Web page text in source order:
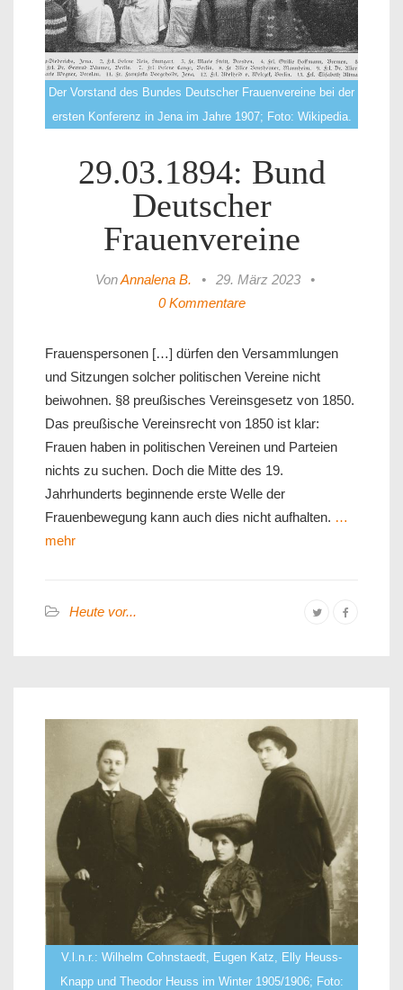
Der Vorstand des Bundes Deutscher Frauenvereine bei der
ersten Konferenz in Jena im Jahre 1907; Foto: Wikipedia.
29.03.1894: Bund
Deutscher
Frauenvereine
VonAnnalena B. • 29. März 2023
•
0 Kommentare
Frauenspersonen […] dürfen den Versammlungen
und Sitzungen solcher politischen Vereine nicht
beiwohnen. §8 preußisches Vereinsgesetz von 1850.
Das preußische Vereinsrecht von 1850 ist klar:
Frauen haben in politischen Vereinen und Parteien
nichts zu suchen. Doch die Mitte des 19.
Jahrhunderts beginnende erste Welle der
Frauenbewegung kann auch dies nicht aufhalten. …
mehr
Heute vor...
V.l.n.r.: Wilhelm Cohnstaedt, Eugen Katz, Elly Heuss-
Knapp und Theodor Heuss im Winter 1905/1906; Foto: